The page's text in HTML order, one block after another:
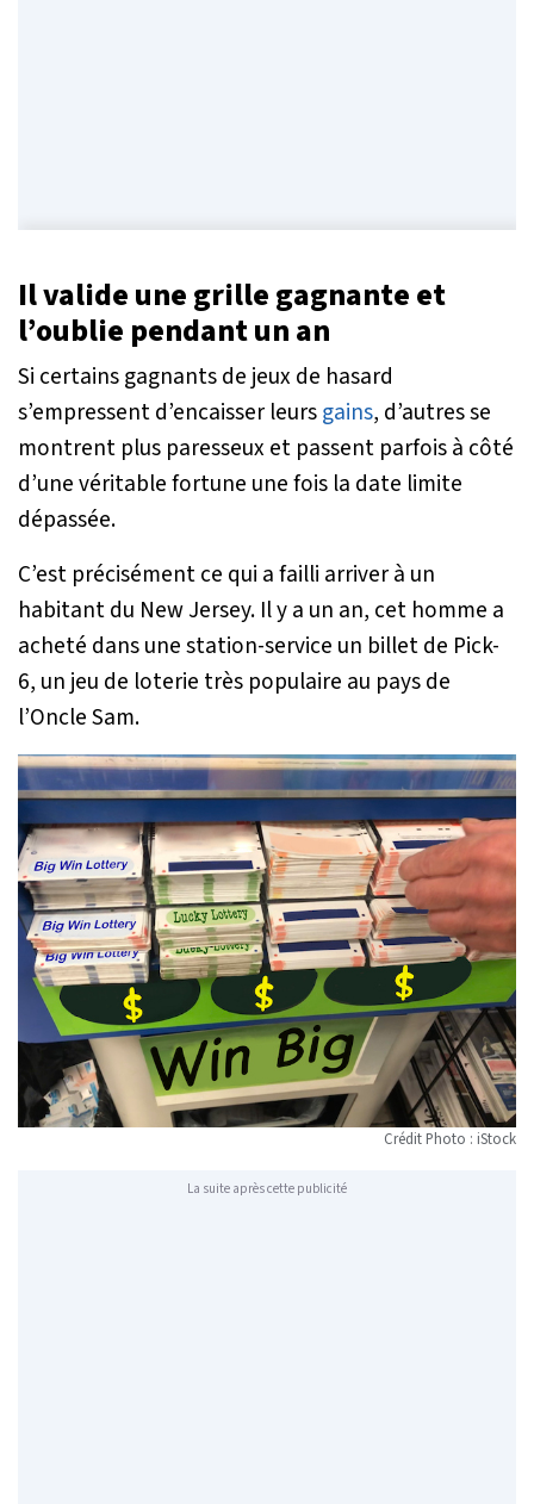
Il valide une grille gagnante et
l’oublie pendant un an
Si certains gagnants de jeux de hasard
s’empressent d’encaisser leursgains, d’autres se
montrent plus paresseux et passent parfois à côté
d’une véritable fortune une fois la date limite
dépassée.
C’est précisément ce qui a failli arriver à un
habitant du New Jersey. Il y a un an, cet homme a
acheté dans une station-service un billet de Pick-
6, un jeu de loterie très populaire au pays de
l’Oncle Sam.
Crédit Photo : iStock
La suite après cette publicité